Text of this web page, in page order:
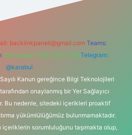
backlinkpaneli@gmail.com Teams:
Whatsapp: 0262 606 0 726 Telegram:
@karabul
Kanun gereğince Bilgi Teknolojileri
onaylanmış bir Yer Sağlayıcı
Bu nedenle, sitedeki içerikleri proaktif
yükümlülüğümüz bulunmamaktadır.
içeriklerin sorumluluğunu taşımakta olup,